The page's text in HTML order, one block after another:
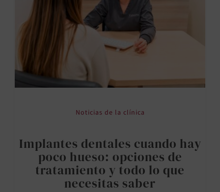
Noticias de la clínica
Implantes dentales cuando hay
poco hueso: opciones de
tratamiento y todo lo que
necesitas saber